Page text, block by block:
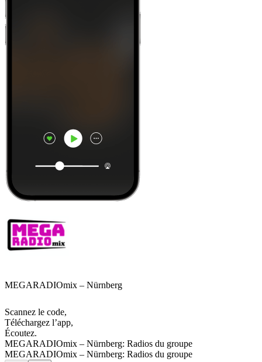
MEGARADIOmix – Nürnberg
Scannez le code,
Téléchargez l’app,
Écoutez.
MEGARADIOmix – Nürnberg: Radios du groupe
MEGARADIOmix – Nürnberg: Radios du groupe